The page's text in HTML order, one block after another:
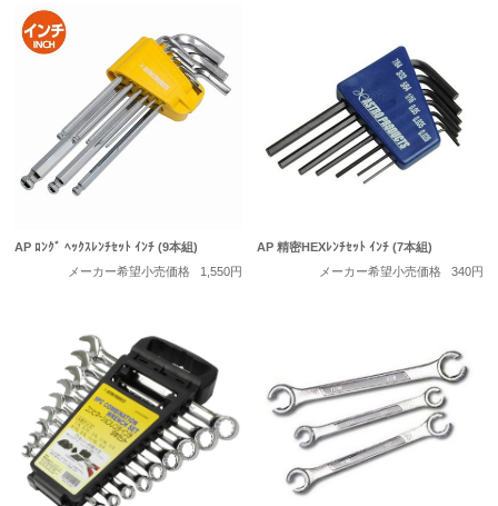
AP ﾛﾝｸﾞ ﾍｯｸｽﾚﾝﾁｾｯﾄ ｲﾝﾁ (9本組)
メーカー希望小売価格
1,550円
AP 精密HEXﾚﾝﾁｾｯﾄ ｲﾝﾁ (7本組)
メーカー希望小売価格
340円